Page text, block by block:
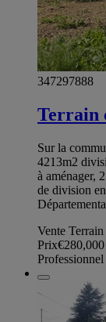
347297888
Terrain
Sur la
4213m2
à aménager,
de division
Vente
Prix€280,000
Professionnel